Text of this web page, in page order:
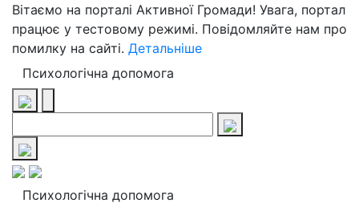
Вітаємо на порталі Активної Громади! Увага, портал
працює у тестовому режимі. Повідомляйте нам про
помилку на сайті. Детальніше
Психологічна допомога
Психологічна допомога